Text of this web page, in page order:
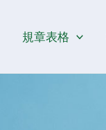
規章表格